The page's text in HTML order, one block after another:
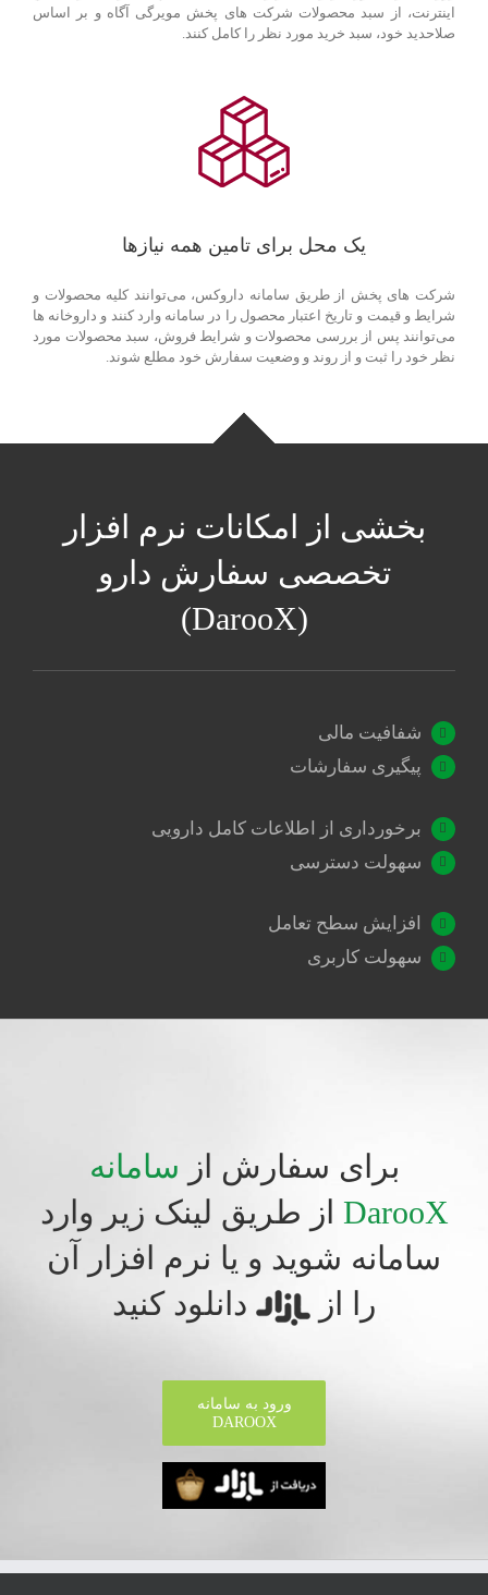
اینترنت، از سبد محصولات شرکت های پخش مویرگی آگاه و بر اساس
صلاحدید خود، سبد خرید مورد نظر را کامل کنند.
یک محل برای تامین همه نیازها
شرکت های پخش از طریق سامانه داروکس، می‌توانند کلیه محصولات و
شرایط و قیمت و تاریخ اعتبار محصول را در سامانه وارد کنند و داروخانه ها
می‌توانند پس از بررسی محصولات و شرایط فروش، سبد محصولات مورد
نظر خود را ثبت و از روند و وضعیت سفارش خود مطلع شوند.
بخشی از امکانات نرم افزار
تخصصی سفارش دارو
(DarooX)
شفافیت مالی
پیگیری سفارشات
برخورداری از اطلاعات کامل دارویی
سهولت دسترسی
افزایش سطح تعامل
سهولت کاربری
برای سفارش از سامانه
DarooX از طریق لینک زیر وارد
سامانه شوید و یا نرم افزار آن
را از
دانلود کنید
ورود به سامانه
DAROOX